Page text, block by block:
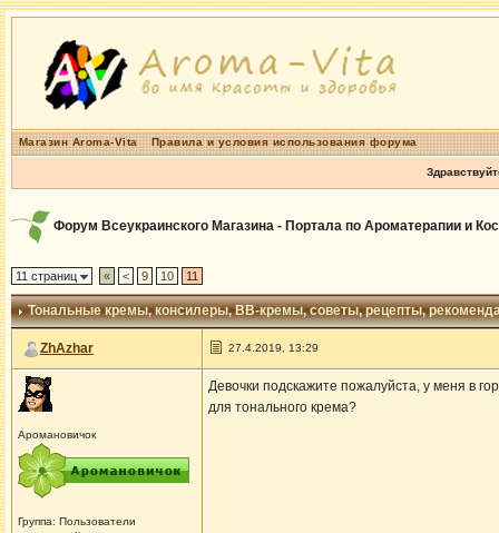
Магазин Aroma-Vita Правила и условия использования форума
Форум Всеукраинского Магазина - Портала по Ароматерапии и
11 страниц « < 9 10 11
Тональные кремы, консилеры, ВВ-кремы, советы, рецепты,
ZhAzhar 27.4.2019, 13:29
Аромановичок
Группа: Пользователи
Девочки подскажите пожалуйста, у меня в
для тонального крема?